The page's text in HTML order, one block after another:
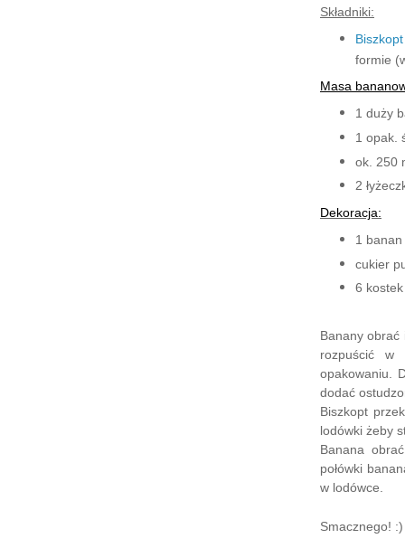
Składniki:
formie
Masa
1 duży
1 opak.
ok. 250
2
Dekoracja:
1 banan
cukier
6
Banany obrać
rozpuścić w
opakowaniu.
dodać
Biszkopt
lodówki żeby
Banana
połówki
w lodówce.
Smacznego! :)